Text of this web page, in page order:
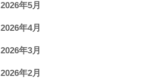
2026年5月
2026年4月
2026年3月
2026年2月